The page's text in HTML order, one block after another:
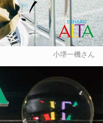
小堺一機さん